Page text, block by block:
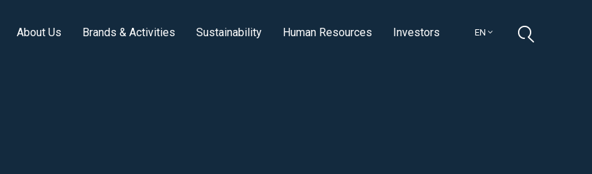
EN
About Us Brands & Activities Sustainability Human Resources Investors